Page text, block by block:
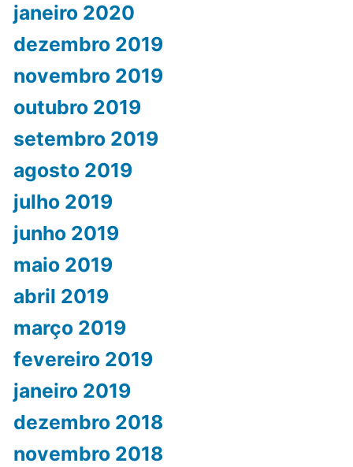
janeiro 2020
dezembro 2019
novembro 2019
outubro 2019
setembro 2019
agosto 2019
julho 2019
junho 2019
maio 2019
abril 2019
março 2019
fevereiro 2019
janeiro 2019
dezembro 2018
novembro 2018